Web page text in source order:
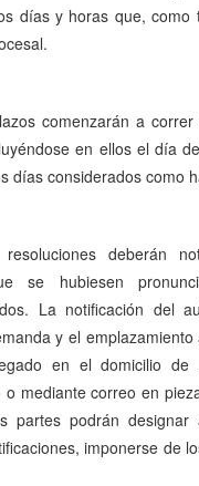
días y horas que, como
comenzarán a
en ellos el día
días considerados como
deberán
se hubiesen
La notificación del
y el
en el domicilio
mediante correo en
partes podrán
imponerse de